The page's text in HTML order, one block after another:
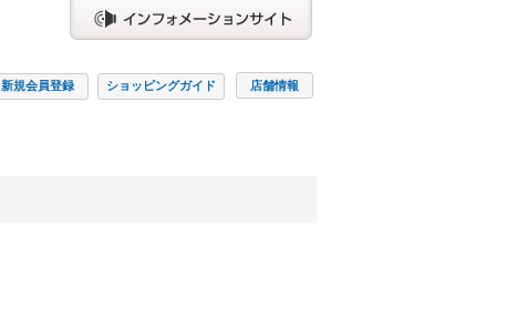
新規会員登録 ショッピングガイド 店舗情報